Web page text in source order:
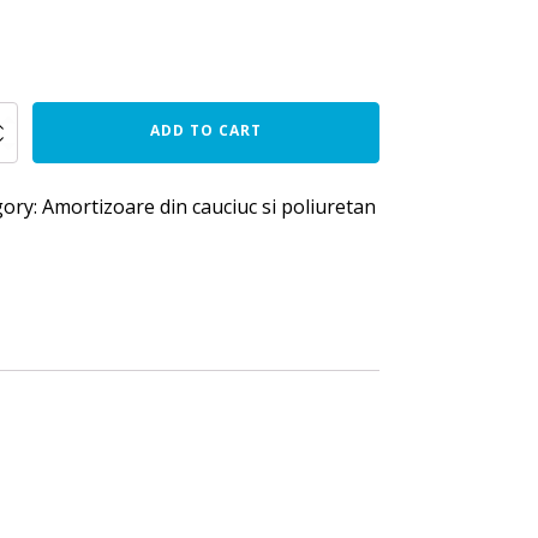
ADD TO CART
Amortizoare din cauciuc si poliuretan